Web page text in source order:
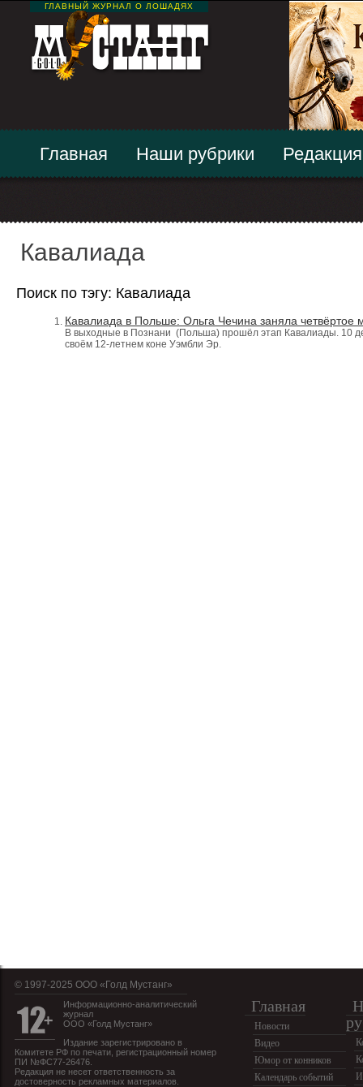
ГЛАВНЫЙ ЖУРНАЛ О ЛОШАДЯХ
Главная Наши рубрики Редакция
Кавалиада
Поиск по тэгу: Кавалиада
Кавалиада в Польше: Ольга Чечина заняла четвёртое
В выходные в Познани (Польша) прошёл этап Кавалиады. 10
своём 12-летнем коне Уэмбли Эр.
© 1997-2025 OOO «Голд Мустанг»
Информационно-аналитический
журнал
ООО «Голд Мустанг»
Издание зарегистрировано в
Комитете РФ по печати, регистрационный номер
ПИ №ФС77-26476.
Редакция не несет ответственность за
достоверность рекламных материалов.
Главная
Новости
Видео
Юмор от конников
Календарь событий